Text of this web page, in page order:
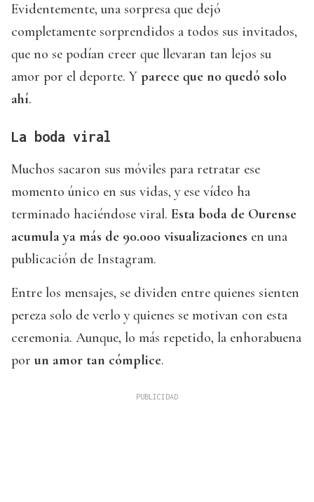
Evidentemente, una sorpresa que dejó
completamente sorprendidos a todos sus invitados,
que no se podían creer que llevaran tan lejos su
amor por el deporte. Y parece que no quedó solo
ahí.
La boda viral
Muchos sacaron sus móviles para retratar ese
momento único en sus vidas, y ese vídeo ha
terminado haciéndose viral. Esta boda de Ourense
acumula ya más de 90.000 visualizaciones en una
publicación de Instagram.
Entre los mensajes, se dividen entre quienes sienten
pereza solo de verlo y quienes se motivan con esta
ceremonia. Aunque, lo más repetido, la enhorabuena
por un amor tan cómplice.